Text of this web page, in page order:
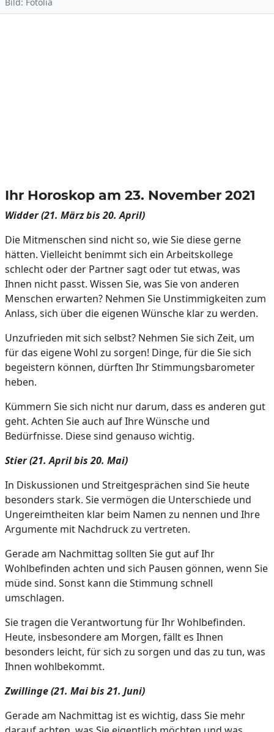
Ihr Horoskop am 23. November 2021
Widder (21. März bis 20. April)
Die Mitmenschen sind nicht so, wie Sie diese gerne
hätten. Vielleicht benimmt sich ein Arbeitskollege
schlecht oder der Partner sagt oder tut etwas, was
Ihnen nicht passt. Wissen Sie, was Sie von anderen
Menschen erwarten? Nehmen Sie Unstimmigkeiten zum
Anlass, sich über die eigenen Wünsche klar zu werden.
Unzufrieden mit sich selbst? Nehmen Sie sich Zeit, um
für das eigene Wohl zu sorgen! Dinge, für die Sie sich
begeistern können, dürften Ihr Stimmungsbarometer
heben.
Kümmern Sie sich nicht nur darum, dass es anderen gut
geht. Achten Sie auch auf Ihre Wünsche und
Bedürfnisse. Diese sind genauso wichtig.
Stier (21. April bis 20. Mai)
In Diskussionen und Streitgesprächen sind Sie heute
besonders stark. Sie vermögen die Unterschiede und
Ungereimtheiten klar beim Namen zu nennen und Ihre
Argumente mit Nachdruck zu vertreten.
Gerade am Nachmittag sollten Sie gut auf Ihr
Wohlbefinden achten und sich Pausen gönnen, wenn Sie
müde sind. Sonst kann die Stimmung schnell
umschlagen.
Sie tragen die Verantwortung für Ihr Wohlbefinden.
Heute, insbesondere am Morgen, fällt es Ihnen
besonders leicht, für sich zu sorgen und das zu tun, was
Ihnen wohlbekommt.
Zwillinge (21. Mai bis 21. Juni)
Gerade am Nachmittag ist es wichtig, dass Sie mehr